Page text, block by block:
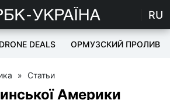
RU
DRONE DEALS ОРМУЗСКИЙ ПРОЛИВ
» Статьи
Америки